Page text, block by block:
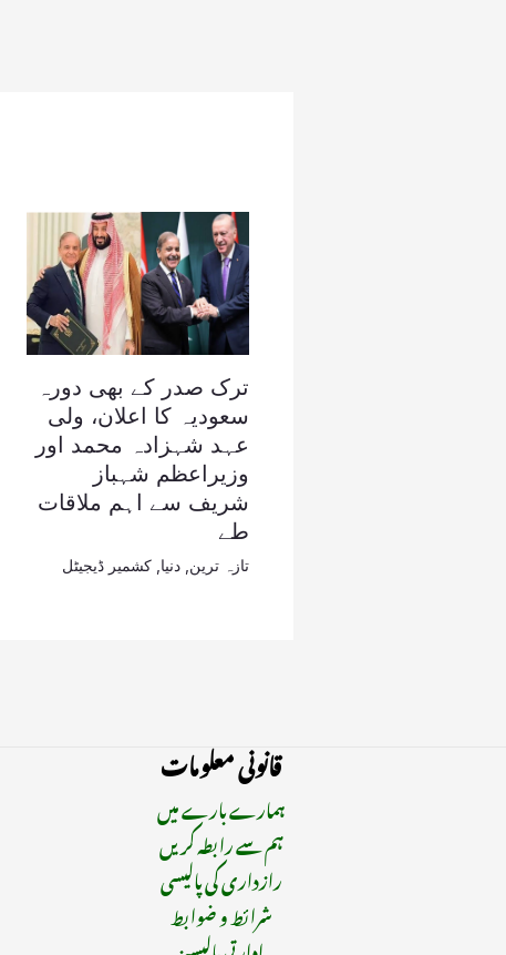
ترک صدر کے بھی دورہ
سعودیہ کا اعلان، ولی
عہد شہزادہ محمد اور
وزیراعظم شہباز
شریف سے اہم ملاقات
طے
تازہ ترین دنیا کشمیر ڈیجیٹل
قانونی معلومات
ہمارے بارے میں
ہم سے رابطہ کریں
رازداری کی پالیسی
شرائط و ضوابط